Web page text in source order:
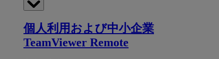
個人利用および中小企業
TeamViewer Remote